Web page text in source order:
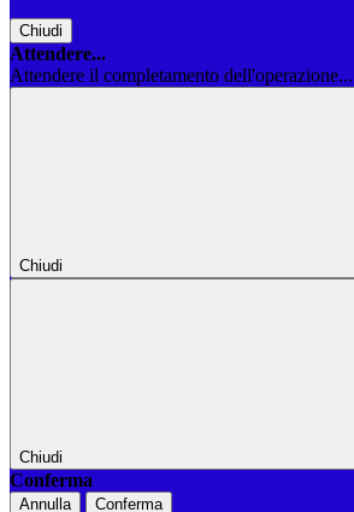
Chiudi
Attendere...
Attendere il completamento dell'operazione...
Chiudi
Chiudi
Conferma
Annulla Conferma